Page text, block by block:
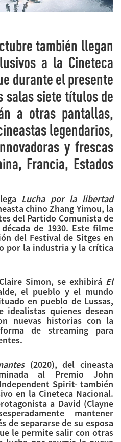
también llegan
a la Cineteca
durante el presente
salas siete títulos de
a otras pantallas,
legendarios,
y frescas
Francia, Estados
Lucha por la libertad
chino Zhang Yimou, la
del Partido Comunista de
de 1930. Este filme
del Festival de Sitges en
por la industria y la crítica
Simon, se exhibirá El
el pueblo y el mundo
en pueblo de Lussas,
quienes desean
nuevas historias con la
de streaming para
(2020), del cineasta
al Premio John
Spirit- también
en la Cineteca Nacional.
a David (Clayne
mantener
de separarse de su esposa
le permite salir con otras